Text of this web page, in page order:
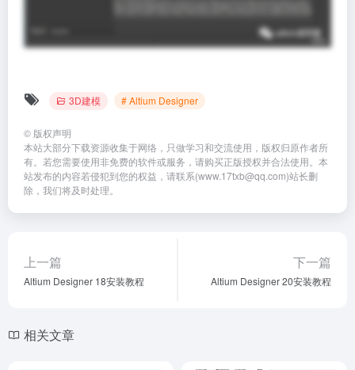
3D建模 # Altium Designer
© 版权声明
本站大部分下载资源收集于网络，只做学习和交流使用，版权归原作者所
有。若您需要使用非免费的软件或服务，请购买正版授权并合法使用。本
站发布的内容若侵犯到您的权益，请联系(www.17txb@qq.com)站长删
除，我们将及时处理。
上一篇
Altium Designer 18安装教程
下一篇
Altium Designer 20安装教程
相关文章